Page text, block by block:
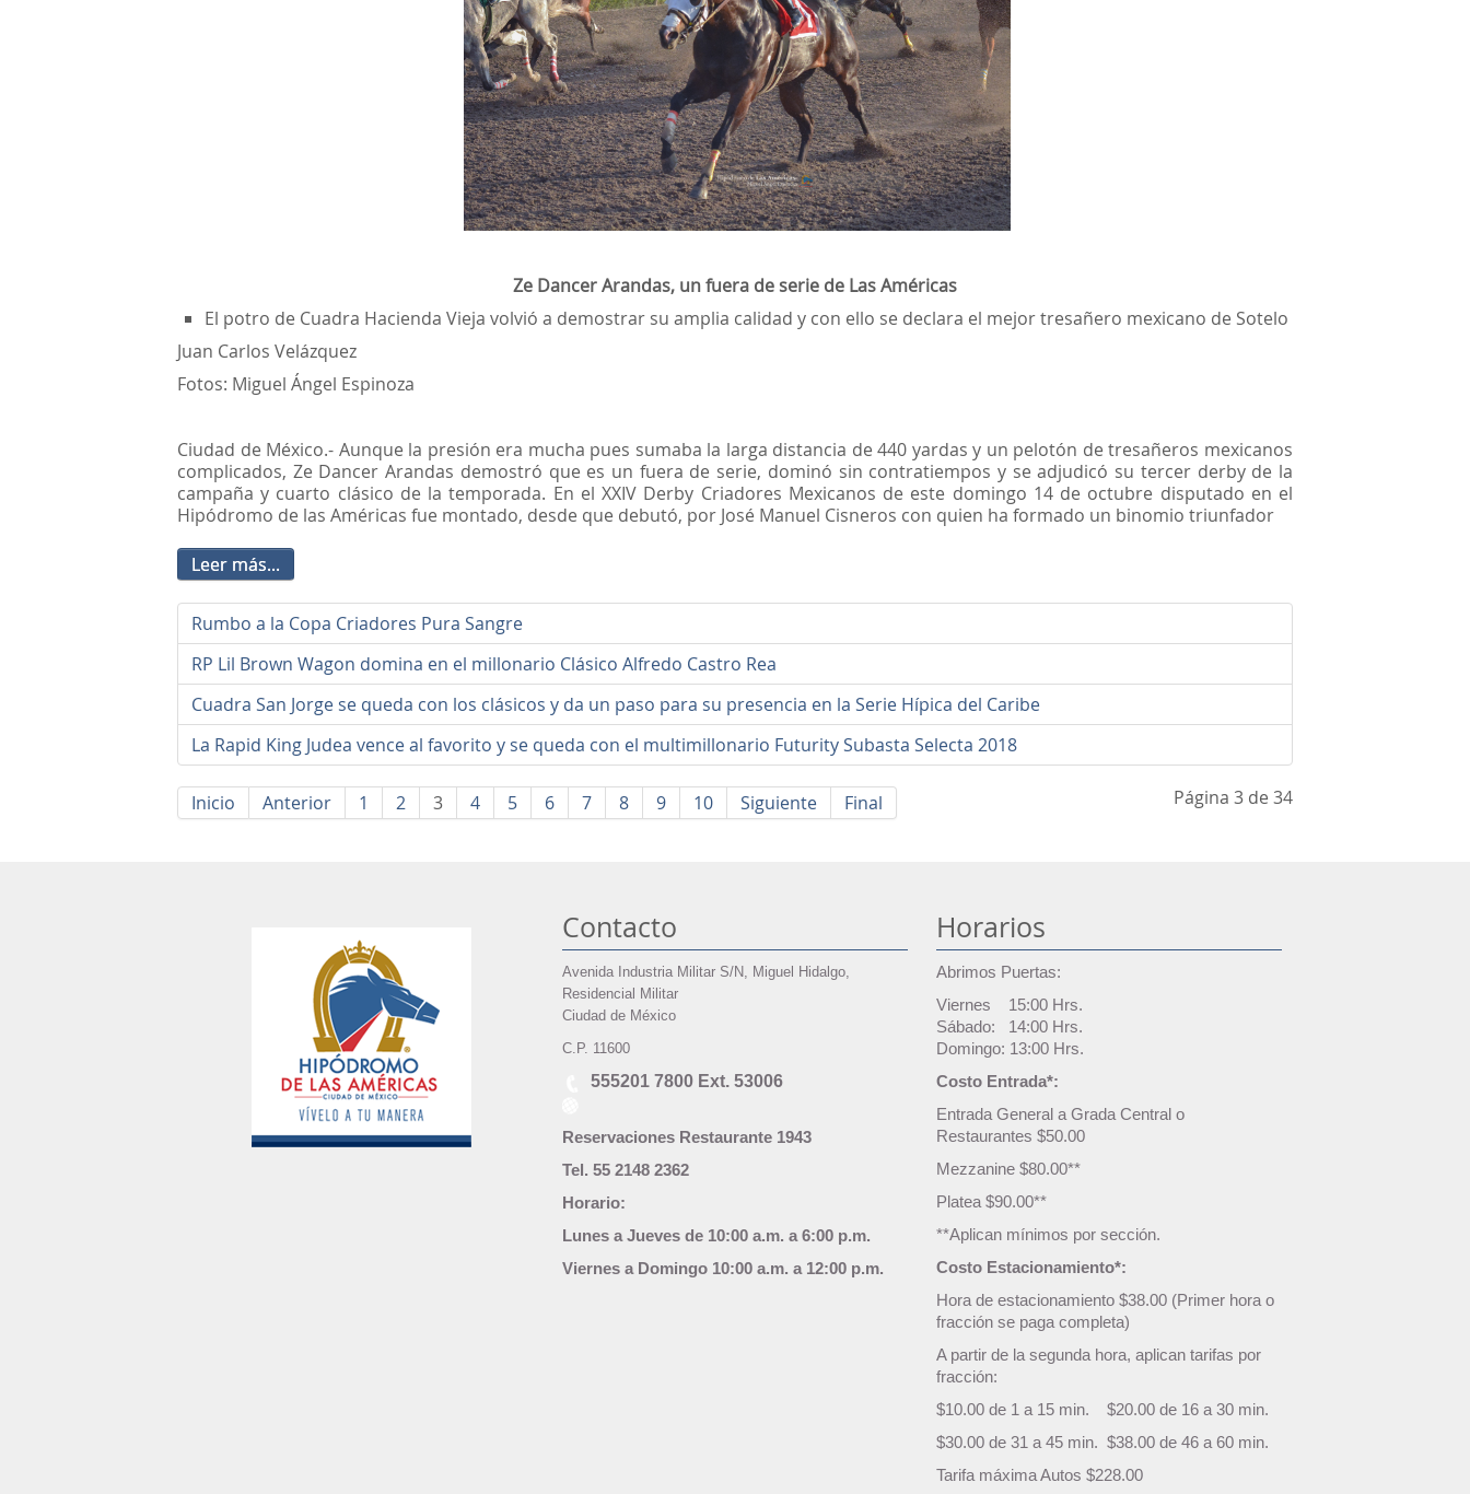
Ze Dancer Arandas, un fuera de serie de Las Américas
El potro de Cuadra Hacienda Vieja volvió a demostrar su amplia calidad y con ello se declara el mejor tresañero mexicano de Sotelo
Juan Carlos Velázquez
Fotos: Miguel Ángel Espinoza
Ciudad de México.- Aunque la presión era mucha pues sumaba la larga distancia de 440 yardas y un pelotón de tresañeros mexicanos
complicados, Ze Dancer Arandas demostró que es un fuera de serie, dominó sin contratiempos y se adjudicó su tercer derby de la
campaña y cuarto clásico de la temporada. En el XXIV Derby Criadores Mexicanos de este domingo 14 de octubre disputado en el
Hipódromo de las Américas fue montado, desde que debutó, por José Manuel Cisneros con quien ha formado un binomio triunfador
Leer más...
Rumbo a la Copa Criadores Pura Sangre
RP Lil Brown Wagon domina en el millonario Clásico Alfredo Castro Rea
Cuadra San Jorge se queda con los clásicos y da un paso para su presencia en la Serie Hípica del Caribe
La Rapid King Judea vence al favorito y se queda con el multimillonario Futurity Subasta Selecta 2018
Página 3 de 34
Inicio Anterior 1 2 3 4 5 6 7 8 9 10 Siguiente Final
Contacto
Avenida Industria Militar S/N, Miguel Hidalgo,
Residencial Militar
Ciudad de México
C.P. 11600
555201 7800 Ext. 53006
Reservaciones Restaurante 1943
Tel. 55 2148 2362
Horario:
Lunes a Jueves de 10:00 a.m. a 6:00 p.m.
Viernes a Domingo 10:00 a.m. a 12:00 p.m.
Horarios
Abrimos Puertas:
Viernes 15:00 Hrs.
Sábado: 14:00 Hrs.
Domingo: 13:00 Hrs.
Costo Entrada*:
Entrada General a Grada Central o
Restaurantes $50.00
Mezzanine $80.00**
Platea $90.00**
**Aplican mínimos por sección.
Costo Estacionamiento*:
Hora de estacionamiento $38.00 (Primer hora o
fracción se paga completa)
A partir de la segunda hora, aplican tarifas por
fracción:
$10.00 de 1 a 15 min. $20.00 de 16 a 30 min.
$30.00 de 31 a 45 min. $38.00 de 46 a 60 min.
Tarifa máxima Autos $228.00